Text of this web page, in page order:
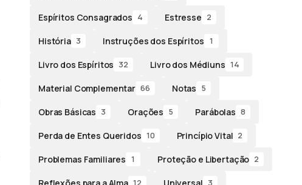
Espíritos Consagrados 4 Estresse 2
História 3 Instruções dos Espíritos 1
Livro dos Espíritos 32 Livro dos Médiuns 14
Material Complementar 66 Notas 5
Obras Básicas 3 Orações 5 Parábolas 8
Perda de Entes Queridos 10 Princípio Vital 2
Problemas Familiares 1 Proteção e Libertação 2
Reflexões para a Alma 12 Universal 3